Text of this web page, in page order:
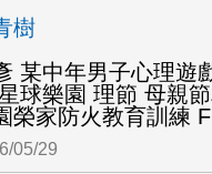
樹
某中年男子心理遊
球樂園 理節 母親
榮家防火教育訓練
05/29